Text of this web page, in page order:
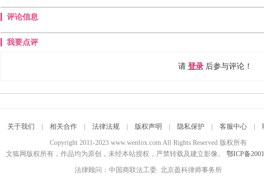
评论信息
我要点评
请 登录后参与评论！
关于我们 相关合作 法律法规 版权声明 隐私保护 客服中心
Copyright 2011-2023 www.wenfox.com All Rights Reserved 版权所有
文狐网版权所有，作品均为原创，未经本站授权，严禁转载及建立影像。 鄂ICP备
法律顾问：中国商联法工委 北京盈科律师事务所